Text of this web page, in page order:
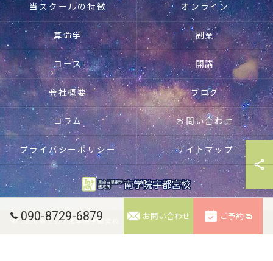
090-8729-6879 お問い合わせ ご予約
当スクールの特徴 オンライン
算命学 副業
コース 開講
会社概要 ブログ
コラム お問い合わせ
プライバシーポリシー サイトマップ
© 2026 © 2025 南学院宇都宮校. 無断転載禁止。 ALL RIGHTS RESERVED.